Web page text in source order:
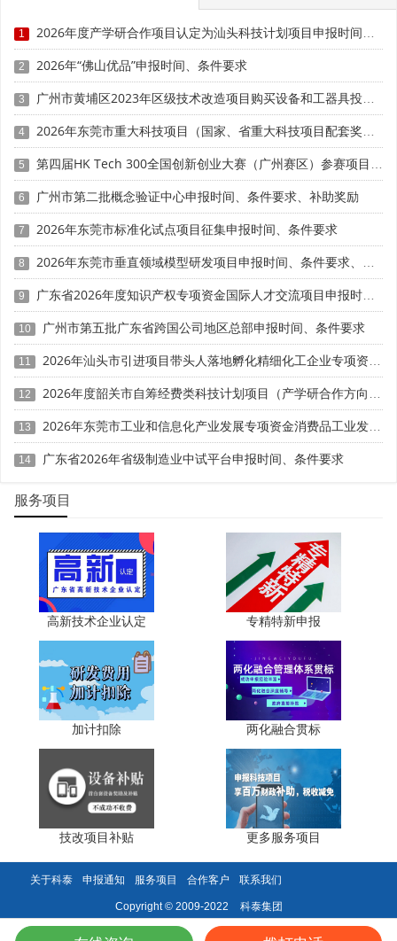
截止日，2026年发生的研发费用不计入该周期。
三、近3年销售时间：界定标准与卡点计算
核心界定规则："近3年销售"主要用于研发费用占比、高
新技术产品收入占比等核心指标计算，口径为申报前连续3
个完整会计年度，不含申报当年。销售收入为主营业务收入
与其他业务收入之和，按企业所得税年度纳税申报表口径计
算。
周期起算：同近3年研发逻辑，以申报前一年为终点，
向前追溯3个完整会计年度。
分档判定口径：高企认定中，近3年研发费用占比分档
(5%、4%、3%)，以最近一年销售收入为判定依据。最近一
年销售收入小于5000万元(含)的企业，比例不低于5%;最近
一年销售收入在5000万元至2亿元(含)的企业，比例不低于
4%;最近一年销售收入在2亿元以上的企业，比例不低于
3%。其中，企业在中国境内发生的研究开发费用总额占全
部研究开发费用总额的比例不低于60%。
经营期不足3年：按实际经营周期计算，如经营2年则核
正常经营满3年：2026年申报，近3年销售周期为2023
年1月1日至2025年12月31日，销售收入总额为3年营收合
计。
研发占比计算：若2025年销售收入6000万元(5000万至
2亿档)，则近3年研发费用总额需大于等于近3年销售总额乘
以4%。
关键卡点提醒：2025年12月31日为近3年销售收入统计
截止日，2026年营收不纳入该周期核算。
四、特殊情形处理与常见误区规避
特殊情形处理：
年周期均截止2025年12月31日，不按自然月追溯。
重组或并购企业：近周期从重组完成年度起算，需提供
1 2026年度产学研合作项目认定为汕头科技计划项目申报时间、条件要求
2 2026年“佛山优品”申报时间、条件要求
3 广州市黄埔区2023年区级技术改造项目购买设备和工器具投资奖励（第四批）申报时间、条件要求、补助标准
4 2026年东莞市重大科技项目（国家、省重大科技项目配套奖励）入库备案申报时间、条件要求
5 第四届HK Tech 300全国创新创业大赛（广州赛区）参赛项目征集时间、条件要求、扶持奖励
6 广州市第二批概念验证中心申报时间、条件要求、补助奖励
7 2026年东莞市标准化试点项目征集申报时间、条件要求
8 2026年东莞市垂直领域模型研发项目申报时间、条件要求、资助奖励
9 广东省2026年度知识产权专项资金国际人才交流项目申报时间、条件要求
10 广州市第五批广东省跨国公司地区总部申报时间、条件要求
11 2026年汕头市引进项目带头人落地孵化精细化工企业专项资金申报时间、条件要求、资助奖励
12 2026年度韶关市自筹经费类科技计划项目（产学研合作方向）申报时间、条件要求
13 2026年东莞市工业和信息化产业发展专项资金消费品工业发展奖励项目“免申即享”时间、条件要求、补助奖励
14 广东省2026年省级制造业中试平台申报时间、条件要求
服务项目
高新技术企业认定 专精特新申报
加计扣除 两化融合贯标
技改项目补贴 更多服务项目
关于科泰 申报通知 服务项目 合作客户 联系我们
Copyright © 2009-2022 科泰集团